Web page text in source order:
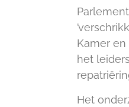
Kamer
het
Het